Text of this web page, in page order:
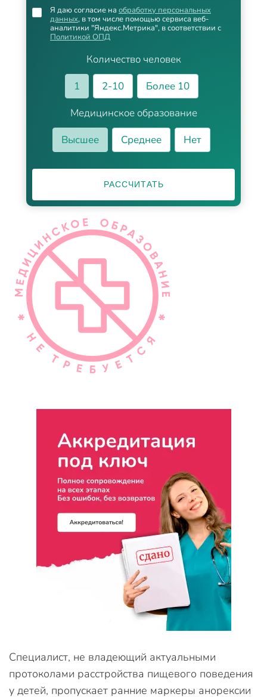
Количество человек
1
2-10
Более 10
Медицинское образование
Высшее
Среднее Нет
Я даю согласие на обработку персональных
данных, в том числе помощью сервиса веб-
аналитики "Яндекс.Метрика", в соответствии с
Политикой ОПД
РАССЧИТАТЬ
Специалист, не владеющий актуальными
протоколами расстройства пищевого поведения
у детей, пропускает ранние маркеры анорексии